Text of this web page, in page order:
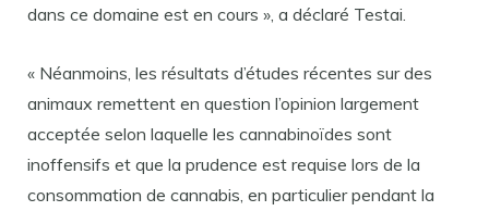
dans ce domaine est en cours », a déclaré Testai.
« Néanmoins, les résultats d’études récentes sur des
animaux remettent en question l’opinion largement
acceptée selon laquelle les cannabinoïdes sont
inoffensifs et que la prudence est requise lors de la
consommation de cannabis, en particulier pendant la